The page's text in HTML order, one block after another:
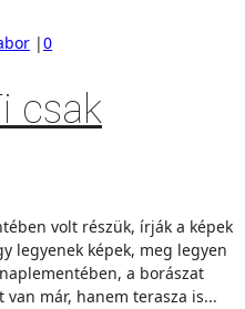
|0
csak
volt részük, írják a képek
legyenek képek, meg legyen
a borászat
már, hanem terasza is...